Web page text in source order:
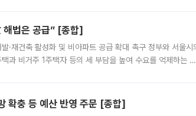
법은 공급” [종합]
·재건축 활성화 및 비아파트 공급 확대 촉구 정부와 서울시
과 비거주 1주택자 등의 세 부담을 높여 수요를 억제하는 카
확충 등 예산 반영 주문 [종합]